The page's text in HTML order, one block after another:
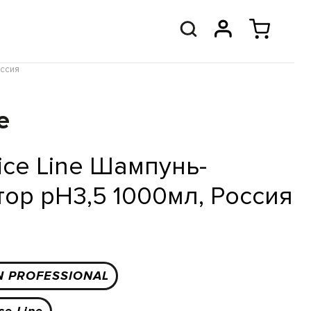
Line Шампунь-
рН3,5 1000мл, Россия
PROFESSIONAL